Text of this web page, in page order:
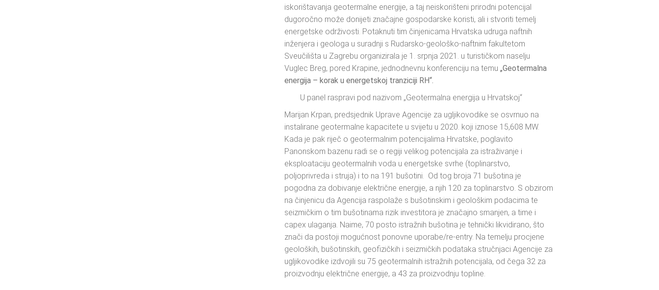
iskorištavanja geotermalne energije, a taj neiskorišteni prirodni potencijal
dugoročno može donijeti značajne gospodarske koristi, ali i stvoriti temelj
energetske održivosti. Potaknuti tim činjenicama Hrvatska udruga naftnih
inženjera i geologa u suradnji s Rudarsko-geološko-naftnim fakultetom
Sveučilišta u Zagrebu organizirala je 1. srpnja 2021. u turističkom naselju
Vuglec Breg, pored Krapine, jednodnevnu konferenciju na temu „Geotermalna
energija – korak u energetskoj tranziciji RH“.
U panel raspravi pod nazivom „Geotermalna energija u Hrvatskoj“
Marijan Krpan, predsjednik Uprave Agencije za ugljikovodike se osvrnuo na
instalirane geotermalne kapacitete u svijetu u 2020. koji iznose 15,608 MW.
Kada je pak riječ o geotermalnim potencijalima Hrvatske, poglavito
Panonskom bazenu radi se o regiji velikog potencijala za istraživanje i
eksploataciju geotermalnih voda u energetske svrhe (toplinarstvo,
poljoprivreda i struja) i to na 191 bušotini. Od tog broja 71 bušotina je
pogodna za dobivanje električne energije, a njih 120 za toplinarstvo. S obzirom
na činjenicu da Agencija raspolaže s bušotinskim i geološkim podacima te
seizmičkim o tim bušotinama rizik investitora je značajno smanjen, a time i
capex ulaganja. Naime, 70 posto istražnih bušotina je tehnički likvidirano, što
znači da postoji mogućnost ponovne uporabe/re-entry. Na temelju procjene
geoloških, bušotinskih, geofizičkih i seizmičkih podataka stručnjaci Agencije za
ugljikovodike izdvojili su 75 geotermalnih istražnih potencijala, od čega 32 za
proizvodnju električne energije, a 43 za proizvodnju topline.